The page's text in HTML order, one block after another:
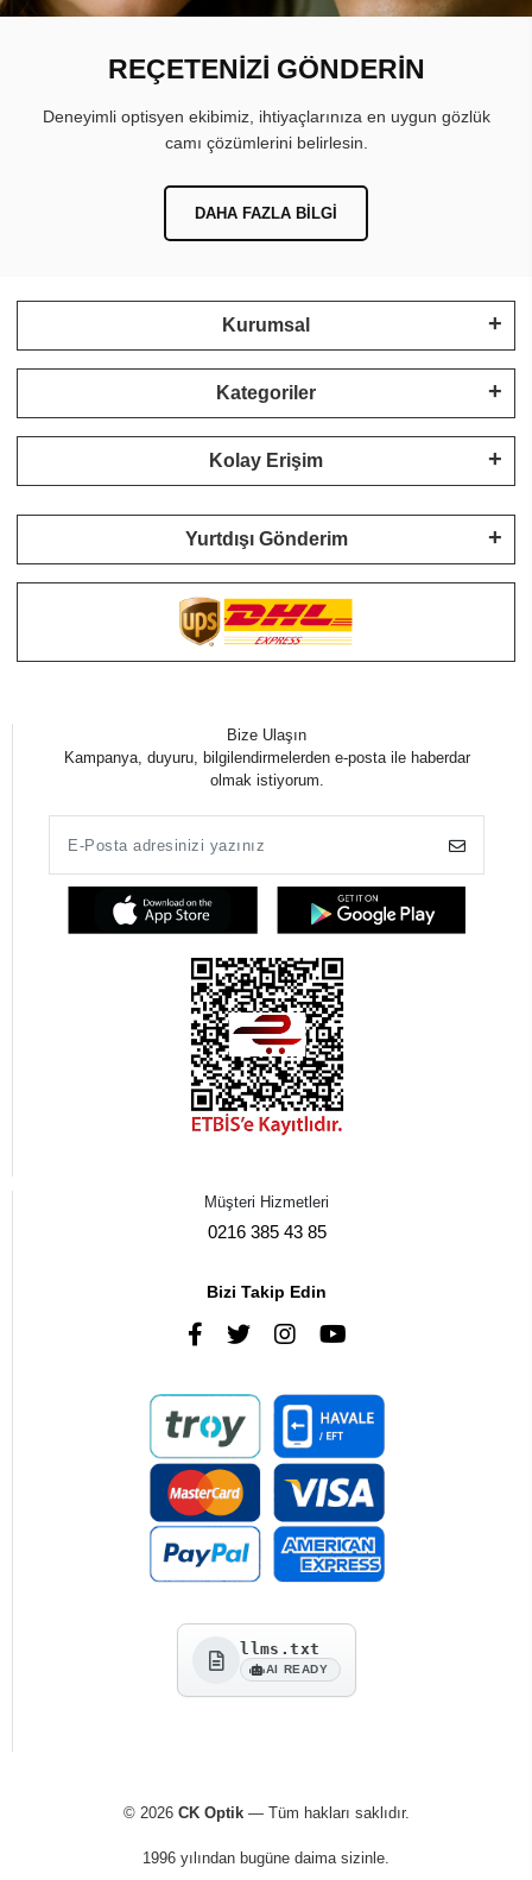
REÇETENİZİ GÖNDERİN
Deneyimli optisyen ekibimiz, ihtiyaçlarınıza en uygun gözlük
camı çözümlerini belirlesin.
DAHA FAZLA BILGI
Kurumsal
Kategoriler
Kolay Erişim
Yurtdışı Gönderim
Bize Ulaşın
Kampanya, duyuru, bilgilendirmelerden e-posta ile haberdar
olmak istiyorum.
Müşteri Hizmetleri
0216 385 43 85
Bizi Takip Edin
llms.txt
AI READY
© 2026 CK Optik— Tüm hakları saklıdır.
1996 yılından bugüne daima sizinle.